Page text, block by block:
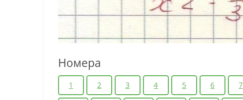
Номера
1 2 3 4 5 6 7